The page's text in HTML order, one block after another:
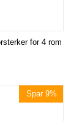
for 4 rom
Spar 9%